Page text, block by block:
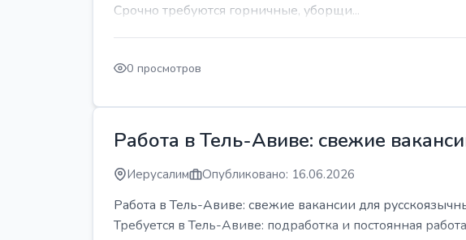
Срочно требуются горничные, уборщи...
0 просмотров
Работа в Тель-Авиве: свежие
Иерусалим Опубликовано: 16.06.2026
Работа в Тель-Авиве: свежие вакансии для
Требуется в Тель-Авиве: подработка и постоянная